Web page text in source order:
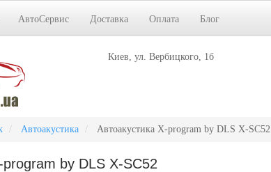
АвтоСервис Доставка Оплата Блог
Киев, ул. Вербицкого, 1б
Автоакустика Автоакустика X-program by DLS X-SC52
program by DLS X-SC52